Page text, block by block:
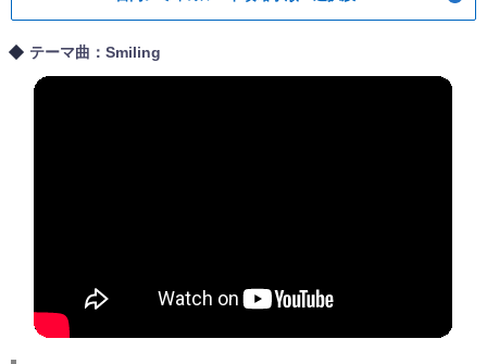
テーマ曲：Smiling